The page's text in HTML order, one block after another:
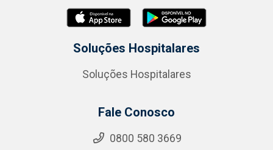
Soluções Hospitalares
Soluções Hospitalares
Fale Conosco
0800 580 3669